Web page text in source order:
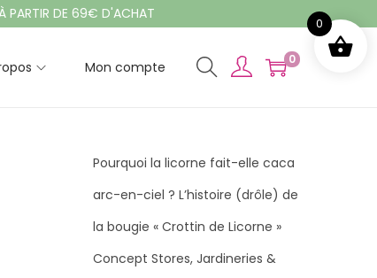
DE 69€ D'ACHAT
Mon compte 0
Pourquoi la licorne fait-elle caca
arc-en-ciel ? L’histoire (drôle) de
la bougie « Crottin de Licorne »
Concept Stores, Jardineries &
0